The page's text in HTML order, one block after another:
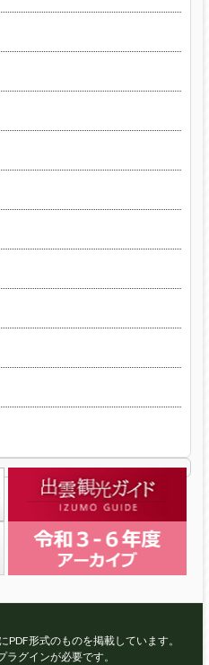
形式のものを掲載しています。
ラグインが必要です。